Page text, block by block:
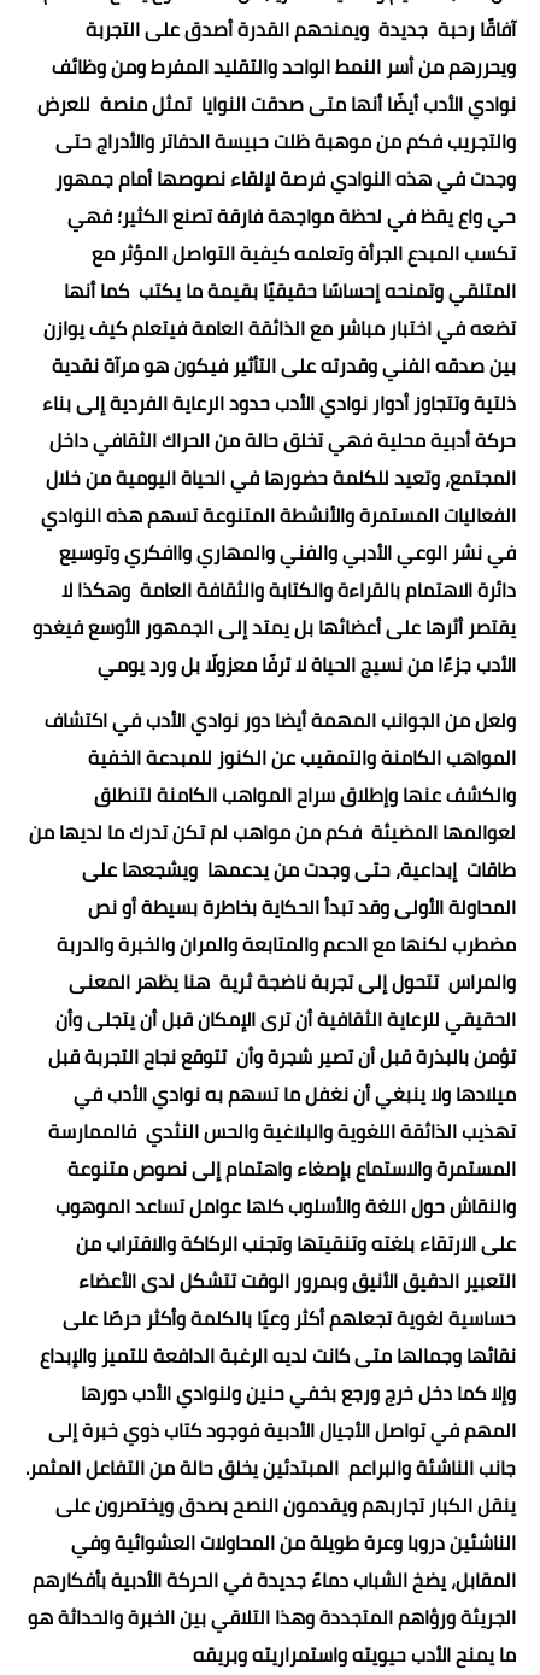
آفاقًا رحبة جديدة ويمنحهم القدرة أصدق على التجربة
ويحررهم من أسر النمط الواحد والتقليد المفرط ومن وظائف
نوادي الأدب أيضًا أنها متى صدقت النوايا تمثل منصة للعرض
والتجريب فكم من موهبة ظلت حبيسة الدفاتر والأدراج حتى
وجدت في هذه النوادي فرصة لإلقاء نصوصها أمام جمهور
حي واع يقظ في لحظة مواجهة فارقة تصنع الكثير؛ فهي
تكسب المبدع الجرأة وتعلمه كيفية التواصل المؤثر مع
المتلقي وتمنحه إحساسًا حقيقيًا بقيمة ما يكتب كما أنها
تضعه في اختبار مباشر مع الذائقة العامة فيتعلم كيف يوازن
بين صدقه الفني وقدرته على التأثير فيكون هو مرآة نقدية
ذلتية وتتجاوز أدوار نوادي الأدب حدود الرعاية الفردية إلى بناء
حركة أدبية محلية فهي تخلق حالة من الحراك الثقافي داخل
المجتمع، وتعيد للكلمة حضورها في الحياة اليومية من خلال
الفعاليات المستمرة والأنشطة المتنوعة تسهم هذه النوادي
في نشر الوعي الأدبي والفني والمهاري واافكري وتوسيع
دائرة الاهتمام بالقراءة والكتابة والثقافة العامة وهكذا لا
يقتصر أثرها على أعضائها بل يمتد إلى الجمهور الأوسع فيغدو
الأدب جزءًا من نسيج الحياة لا ترفًا معزولًا بل ورد يومي
ولعل من الجوانب المهمة أيضا دور نوادي الأدب في اكتشاف
المواهب الكامنة والتمقيب عن الكنوز للمبدعة الخفية
والكشف عنها وإطلاق سراح المواهب الكامنة لتنطلق
لعوالمها المضيئة فكم من مواهب لم تكن تدرك ما لديها من
طاقات إبداعية، حتى وجدت من يدعمها ويشجعها على
المحاولة الأولى وقد تبدأ الحكاية بخاطرة بسيطة أو نص
مضطرب لكنها مع الدعم والمتابعة والمران والخبرة والدربة
والمراس تتحول إلى تجربة ناضجة ثرية هنا يظهر المعنى
الحقيقي للرعاية الثقافية أن ترى الإمكان قبل أن يتجلى وأن
تؤمن بالبذرة قبل أن تصير شجرة وأن تتوقع نجاح التجربة قبل
ميلادها ولا ينبغي أن نغفل ما تسهم به نوادي الأدب في
تهذيب الذائقة اللغوية والبلاغية والحس النثدي فالممارسة
المستمرة والاستماع بإصغاء واهتمام إلى نصوص متنوعة
والنقاش حول اللغة والأسلوب كلها عوامل تساعد الموهوب
على الارتقاء بلغته وتنقيتها وتجنب الركاكة والاقتراب من
التعبير الدقيق الأنيق وبمرور الوقت تتشكل لدى الأعضاء
حساسية لغوية تجعلهم أكثر وعيًا بالكلمة وأكثر حرصًا على
نقائها وجمالها متى كانت لديه الرغبة الدافعة للتميز والإبداع
وإلا كما دخل خرج ورجع بخفي حنين ولنوادي الأدب دورها
المهم في تواصل الأجيال الأدبية فوجود كتاب ذوي خبرة إلى
جانب الناشئة والبراعم المبتدئين يخلق حالة من التفاعل المثمر.
ينقل الكبار تجاربهم ويقدمون النصح بصدق ويختصرون على
الناشئين دروبا وعرة طويلة من المحاولات العشوائية وفي
المقابل، يضخ الشباب دماءً جديدة في الحركة الأدبية بأفكارهم
الجريئة ورؤاهم المتجددة وهذا التلاقي بين الخبرة والحداثة هو
ما يمنح الأدب حيويته واستمراريته وبريقه